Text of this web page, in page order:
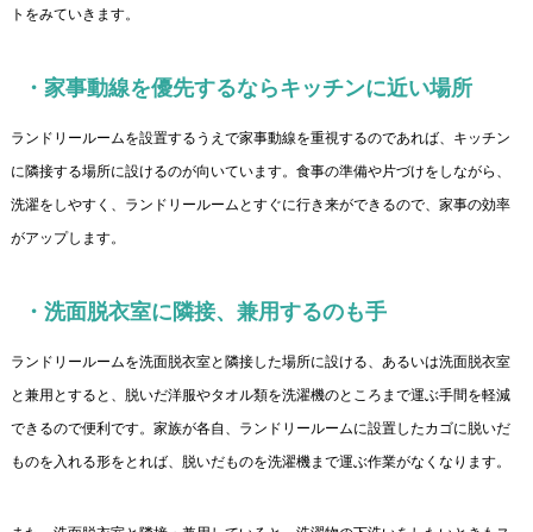
トをみていきます。
・家事動線を優先するならキッチンに近い場所
ランドリールームを設置するうえで家事動線を重視するのであれば、キッチン
に隣接する場所に設けるのが向いています。食事の準備や片づけをしながら、
洗濯をしやすく、ランドリールームとすぐに行き来ができるので、家事の効率
がアップします。
・洗面脱衣室に隣接、兼用するのも手
ランドリールームを洗面脱衣室と隣接した場所に設ける、あるいは洗面脱衣室
と兼用とすると、脱いだ洋服やタオル類を洗濯機のところまで運ぶ手間を軽減
できるので便利です。家族が各自、ランドリールームに設置したカゴに脱いだ
ものを入れる形をとれば、脱いだものを洗濯機まで運ぶ作業がなくなります。